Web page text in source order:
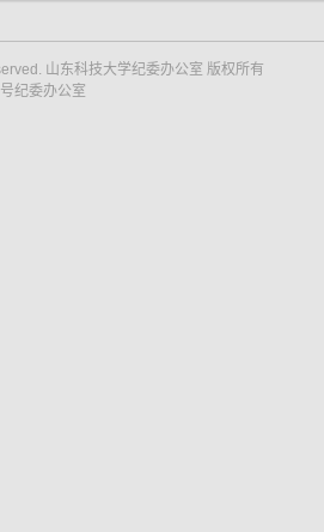
山东科技大学纪委办公室 版权所有
纪委办公室